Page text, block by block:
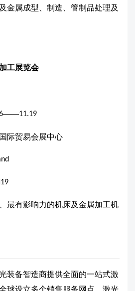
金属成型、制造、管制品处理及
工展览会
——11.19
际贸易会展中心
最有影响力的机床及金属加工机
装备智造商提供全面的一站式激
球设立多个销售服务网点，激光